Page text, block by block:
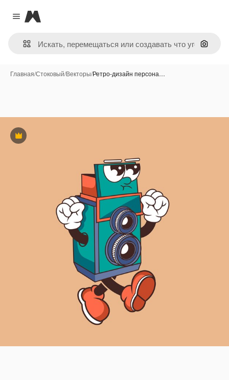
Close menu
Magnific
Поиск
Главная/Стоковый/Векторы/Ретро-дизайн персона…
Премиум